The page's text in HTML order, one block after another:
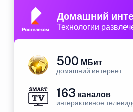
Домашний
Технологии
500 МБит
домашний интернет
163 каналов
интерактивное